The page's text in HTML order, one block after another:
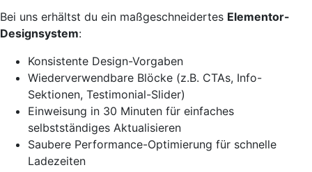
Bei uns erhältst du ein maßgeschneidertes Elementor-
Designsystem:
Konsistente Design-Vorgaben
Wiederverwendbare Blöcke (z.B. CTAs, Info-
Sektionen, Testimonial-Slider)
Einweisung in 30 Minuten für einfaches
selbstständiges Aktualisieren
Saubere Performance-Optimierung für schnelle
Ladezeiten